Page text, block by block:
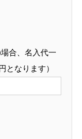
合、名入代一
となります）